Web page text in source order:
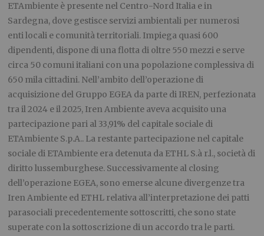
ETAmbiente è presente nel Centro-Nord Italia e in
Sardegna, dove gestisce servizi ambientali per numerosi
enti locali e comunità territoriali. Impiega quasi 600
dipendenti, dispone di una flotta di oltre 550 mezzi e serve
circa 50 comuni italiani con una popolazione complessiva di
650 mila cittadini. Nell’ambito dell’operazione di
acquisizione del Gruppo EGEA da parte di IREN, perfezionata
tra il 2024 e il 2025, Iren Ambiente aveva acquisito una
partecipazione pari al 33,91% del capitale sociale di
ETAmbiente S.p.A.. La restante partecipazione nel capitale
sociale di ETAmbiente era detenuta da ETHL S.à r.l., società di
diritto lussemburghese. Successivamente al closing
dell’operazione EGEA, sono emerse alcune divergenze tra
Iren Ambiente ed ETHL relativa all’interpretazione dei patti
parasociali precedentemente sottoscritti, che sono state
superate con la sottoscrizione di un accordo tra le parti.